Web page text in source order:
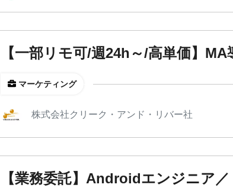
【一部リモ可/週24h～/高単価】
マーケティング
株式会社クリーク・アンド・リバー社
【業務委託】Androidエンジニア